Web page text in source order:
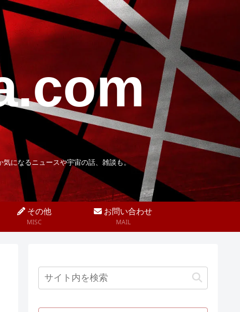
になるニュースや宇宙の話、雑談も。
その他
MISC
お問い合わせ
MAIL